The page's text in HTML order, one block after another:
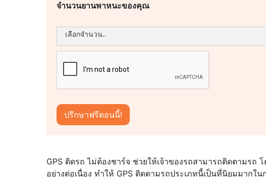
จำนวนยานพาหนะของคุณ
GPS ติดรถ ไม่ต้องชาร์จ ช่วยให้เจ้าของรถสามารถติดตามรถ
อย่างต่อเนื่อง ทำให้ GPS ติดตามรถประเภทนี้เป็นที่นิยมมากใ